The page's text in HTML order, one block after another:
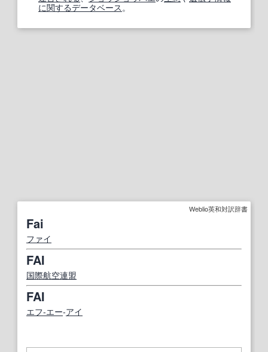
に関するデータベース 。
Weblio英和対訳辞書
Fai
ファイ
FAI
国際航空連盟
FAI
エフ‐エー‐アイ